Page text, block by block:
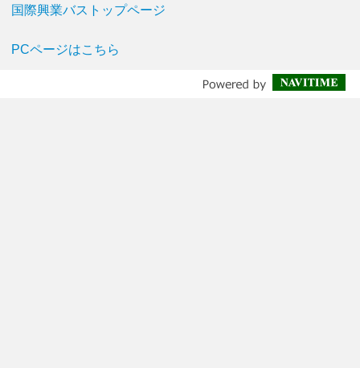
国際興業バストップページ
PCページはこちら